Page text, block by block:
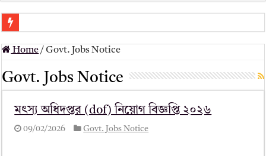
মৎস্য অধিদপ্তর (dof) নিয়োগ বিজ্ঞপ্তি ২০২৬
Primary Assistant Teacher Result 2026 | dpe.gov.bd result
primary viva result 2026 pdf download – dpe viva result
www dpe gov bd result 2026 pdf
Home / Govt. Jobs Notice
Govt. Jobs Notice
মৎস্য অধিদপ্তর (dof) নিয়োগ বিজ্ঞপ্তি ২০২৬
09/02/2026 Govt. Jobs Notice